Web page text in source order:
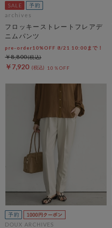
archives
フロッキーストレートフレアデ
ニムパンツ
pre-order10%OFF 8/21 10:00まで！
￥7,920 10％OFF
￥8,800
DOUX ARCHIVES